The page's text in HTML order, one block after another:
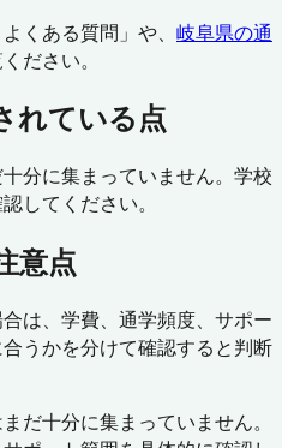
くある質問」や、 岐阜県の通
ださい。
れている点
分に集まっていません。学校
してください。
意点
は、学費、通学頻度、サポー
うかを分けて確認すると判断
だ十分に集まっていません。